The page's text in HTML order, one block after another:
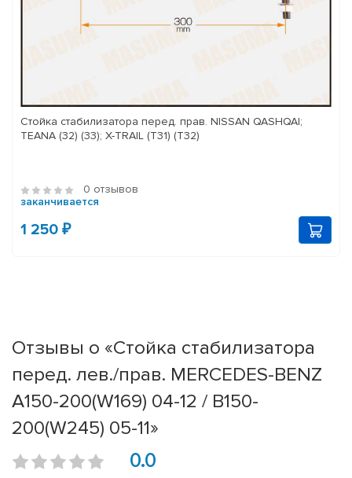
Стойка стабилизатора перед. прав. NISSAN QASHQAI;
TEANA (32) (33); X-TRAIL (T31) (T32)
0 отзывов
заканчивается
1 250 ₽
Отзывы о «Стойка стабилизатора
перед. лев./прав. MERCEDES-BENZ
A150-200(W169) 04-12 / B150-
200(W245) 05-11»
0.0